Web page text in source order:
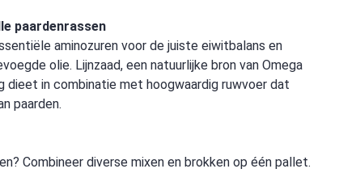
paardenrassen
aminozuren voor de juiste eiwitbalans en
olie. Lijnzaad, een natuurlijke bron van Omega
dieet in combinatie met hoogwaardig ruwvoer dat
paarden.
Combineer diverse mixen en brokken op één pallet.